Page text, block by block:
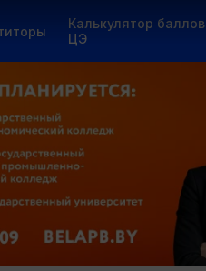
Калькулятор баллов
ЦЭ
Курсы
Переподготовка